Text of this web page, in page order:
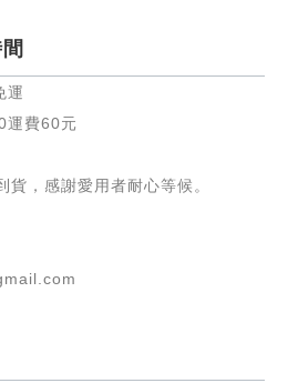
運
運費60元
貨，感謝愛用者耐心等候 。